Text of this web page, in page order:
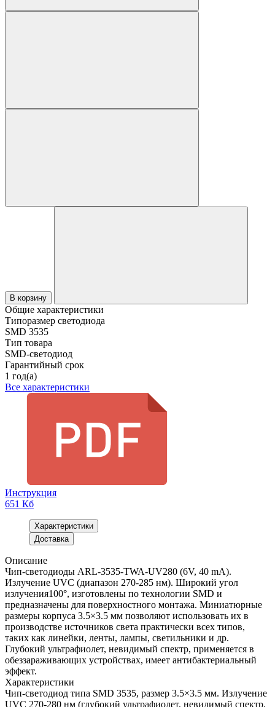
В корзину
Общие характеристики
Типоразмер светодиода
SMD 3535
Тип товара
SMD-светодиод
Гарантийный срок
1 год(а)
Все характеристики
Инструкция
651 Кб
Характеристики
Доставка
Описание
Чип-светодиоды ARL-3535-TWA-UV280 (6V, 40 mA).
Излучение UVC (диапазон 270-285 нм). Широкий угол
излучения100°, изготовлены по технологии SMD и
предназначены для поверхностного монтажа. Миниатюрные
размеры корпуса 3.5×3.5 мм позволяют использовать их в
производстве источников света практически всех типов,
таких как линейки, ленты, лампы, светильники и др.
Глубокий ультрафиолет, невидимый спектр, применяется в
обеззараживающих устройствах, имеет антибактериальный
эффект.
Характеристики
Чип-светодиод типа SMD 3535, размер 3.5×3.5 мм. Излучение
UVC 270-280 нм (глубокий ультрафиолет, невидимый спектр,